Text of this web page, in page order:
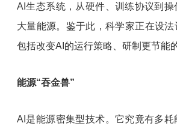
AI生态系统，从硬件、训练协议到
大量能源。鉴于此，科学家正在设
包括改变AI的运行策略、研制更节能
能源“吞金兽”
AI是能源密集型技术。它究竟有多